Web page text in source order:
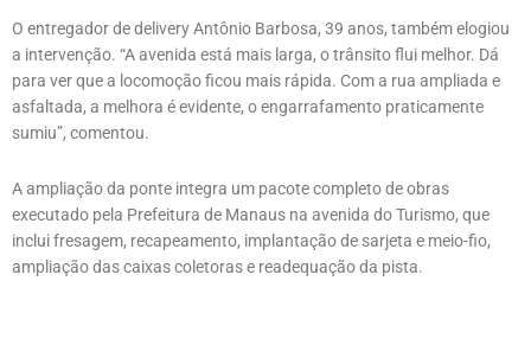
O entregador de delivery Antônio Barbosa, 39 anos, também elogiou
a intervenção. “A avenida está mais larga, o trânsito flui melhor. Dá
para ver que a locomoção ficou mais rápida. Com a rua ampliada e
asfaltada, a melhora é evidente, o engarrafamento praticamente
sumiu”, comentou.
A ampliação da ponte integra um pacote completo de obras
executado pela Prefeitura de Manaus na avenida do Turismo, que
inclui fresagem, recapeamento, implantação de sarjeta e meio-fio,
ampliação das caixas coletoras e readequação da pista.